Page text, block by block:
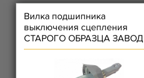
Вилка подшипника
выключения сцепления
СТАРОГО ОБРАЗЦА ЗАВОД